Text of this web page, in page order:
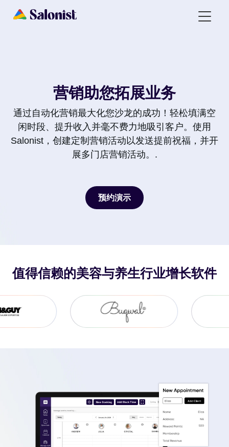
营销助您拓展业务
通过自动化营销最大化您沙龙的成功！轻松填满空
闲时段、提升收入并毫不费力地吸引客户。使用
Salonist，创建定制营销活动以发送提前祝福，并开
展多门店营销活动。.
预约演示
值得信赖的美容与养生行业增长软件